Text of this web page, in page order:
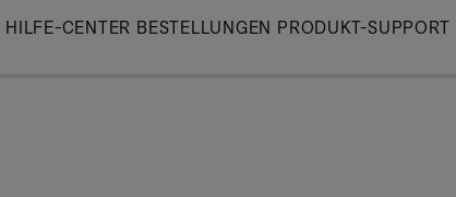
Skip
HILFE-CENTER BESTELLUNGEN PRODUKT-SUPPORT